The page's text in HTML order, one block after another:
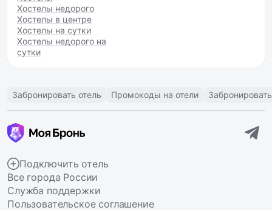
Хостелы недорого
Хостелы в центре
Хостелы на сутки
Хостелы недорого на
сутки
Забронировать отель Промокоды на отели
Подключить отель
Все города России
Служба поддержки
Пользовательское соглашение